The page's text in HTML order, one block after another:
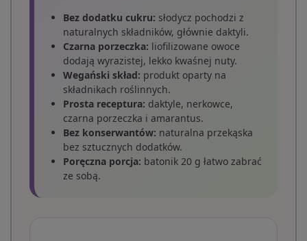
Bez dodatku cukru: słodycz pochodzi z
naturalnych składników, głównie daktyli.
Czarna porzeczka: liofilizowane owoce
dodają wyrazistej, lekko kwaśnej nuty.
Wegański skład: produkt oparty na
składnikach roślinnych.
Prosta receptura: daktyle, nerkowce,
czarna porzeczka i amarantus.
Bez konserwantów: naturalna przekąska
bez sztucznych dodatków.
Poręczna porcja: batonik 20 g łatwo zabrać
ze sobą.